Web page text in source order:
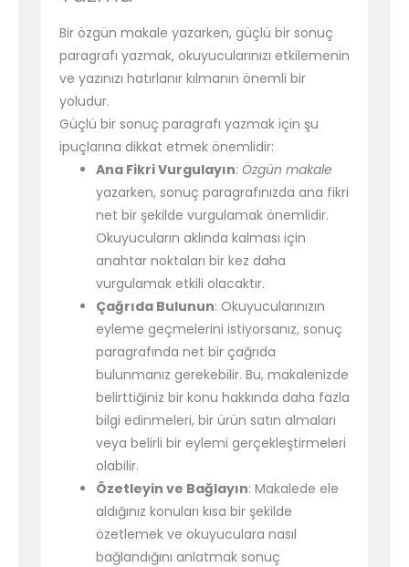
Bir özgün makale yazarken, güçlü bir sonuç
paragrafı yazmak, okuyucularınızı etkilemenin
ve yazınızı hatırlanır kılmanın önemli bir
yoludur.
Güçlü bir sonuç paragrafı yazmak için şu
ipuçlarına dikkat etmek önemlidir:
Ana Fikri Vurgulayın: Özgün makale
yazarken, sonuç paragrafınızda ana fikri
net bir şekilde vurgulamak önemlidir.
Okuyucuların aklında kalması için
anahtar noktaları bir kez daha
vurgulamak etkili olacaktır.
Çağrıda Bulunun: Okuyucularınızın
eyleme geçmelerini istiyorsanız, sonuç
paragrafında net bir çağrıda
bulunmanız gerekebilir. Bu, makalenizde
belirttiğiniz bir konu hakkında daha fazla
bilgi edinmeleri, bir ürün satın almaları
veya belirli bir eylemi gerçekleştirmeleri
olabilir.
Özetleyin ve Bağlayın: Makalede ele
aldığınız konuları kısa bir şekilde
özetlemek ve okuyuculara nasıl
bağlandığını anlatmak sonuç